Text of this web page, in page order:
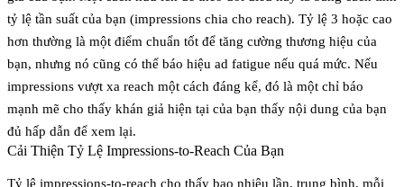
tỷ lệ tần suất của bạn (impressions chia cho reach). Tỷ lệ 3 hoặc cao
hơn thường là một điểm chuẩn tốt để tăng cường thương hiệu của
bạn, nhưng nó cũng có thể báo hiệu ad fatigue nếu quá mức. Nếu
impressions vượt xa reach một cách đáng kể, đó là một chỉ báo
mạnh mẽ cho thấy khán giả hiện tại của bạn thấy nội dung của bạn
đủ hấp dẫn để xem lại.
Cải Thiện Tỷ Lệ Impressions-to-Reach Của Bạn
Tỷ lệ impressions-to-reach cho thấy bao nhiêu lần, trung bình, mỗi